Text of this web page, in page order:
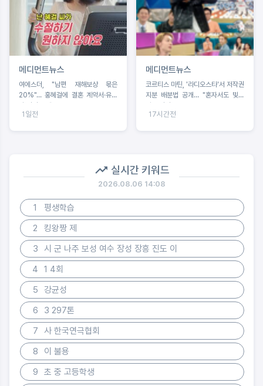
메디먼트뉴스
여에스더, "남편 재해보상 몫은
20%"… 홍혜걸에 결혼 계약서·유언
1일전
메디먼트뉴스
코르티스 마틴, '라디오스타'서 저작권
지분 배분법 공개… "혼자서도 빛난
17시간전
실시간 키워드
2026.08.06 14:08
1
평생학습
2
킹왕짱 제
3
시 군 나주 보성 여수 장성 장흥 진도 이
4
1 4회
5
강균성
6
3 297톤
7
사 한국연극협회
8
이 불용
9
초 중 고등학생